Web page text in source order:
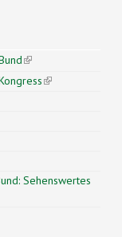
(link is
external)
(link is
Sehenswertes